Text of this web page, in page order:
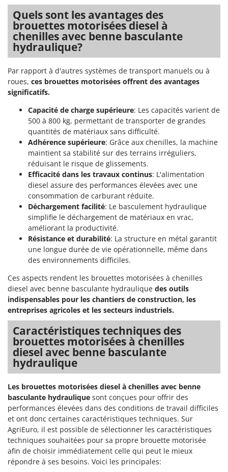
Tondeuses à Gazon
Tondeuses autoportées
Tondeuses débroussailleuses thermiques
Trancheuses
Transpalettes
Treuils de débardage
Tronçonneuses
Vêtements de Sécurité
Vibroculteurs à tracteur
Laica
Lampacrescia - MGM
Landxcape
LAR Casalinghi
Lavor
Linea VZ
Lisam
Lotusgrill
M.A.I.BO.
Macom
Macte Ovens
Makita
MAMMAMIA
Marcato
Marina Systems
Master
Mastercook
Masterpro
McCulloch
MCH
Michelin
Mille
Minox
Mockmill
More than chef
MOSA
MOVA
Mowox
MTD
Quels sont les avantages des
brouettes motorisées diesel à
chenilles avec benne basculante
hydraulique?
Par rapport à d'autres systèmes de transport manuels ou à
roues, ces brouettes motorisées offrent des avantages
significatifs.
Capacité de charge supérieure: Les capacités varient de
500 à 800 kg, permettant de transporter de grandes
quantités de matériaux sans difficulté.
Adhérence supérieure: Grâce aux chenilles, la machine
maintient sa stabilité sur des terrains irréguliers,
réduisant le risque de glissements.
Efficacité dans les travaux continus: L'alimentation
diesel assure des performances élevées avec une
consommation de carburant réduite.
Déchargement facilité: Le basculement hydraulique
simplifie le déchargement de matériaux en vrac,
améliorant la productivité.
Résistance et durabilité: La structure en métal garantit
une longue durée de vie opérationnelle, même dans
des environnements difficiles.
Ces aspects rendent les brouettes motorisées à chenilles
diesel avec benne basculante hydraulique des outils
indispensables pour les chantiers de construction, les
entreprises agricoles et les secteurs industriels.
Caractéristiques techniques des
brouettes motorisées à chenilles
diesel avec benne basculante
hydraulique
Les brouettes motorisées diesel à chenilles avec benne
basculante hydraulique sont conçues pour offrir des
performances élevées dans des conditions de travail difficiles
et ont donc certaines caractéristiques techniques. Sur
AgriEuro, il est possible de sélectionner les caractéristiques
techniques souhaitées pour sa propre brouette motorisée
afin de choisir immédiatement celle qui peut le mieux
répondre à ses besoins. Voici les principales: